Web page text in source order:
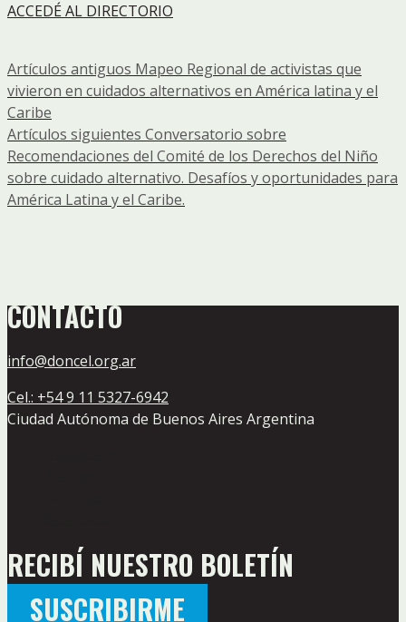
ACCEDÉ AL DIRECTORIO
Artículos antiguos Mapeo Regional de activistas que
vivieron en cuidados alternativos en América latina y el
Caribe
Artículos siguientes Conversatorio sobre
Recomendaciones del Comité de los Derechos del Niño
sobre cuidado alternativo. Desafíos y oportunidades para
América Latina y el Caribe.
CONTACTO
info@doncel.org.ar
Cel.: +54 9 11 5327-6942
Ciudad Autónoma de Buenos Aires Argentina
RECIBÍ NUESTRO BOLETÍN
SUSCRIBIRME